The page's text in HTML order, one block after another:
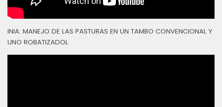
INIA: MANEJO DE LAS PASTURAS EN UN TAMBO CONVENCIONAL Y
UNO ROBATIZADOL